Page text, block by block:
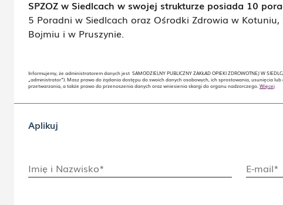
SPZOZ w Siedlcach w swojej strukturze posiada 10
5 Poradni w Siedlcach oraz Ośrodki Zdrowia w
Bojmiu i w Pruszynie.
Informujemy, że administratorem danych jest SAMODZIELNY PUBLICZNY ZAKŁAD OPIEKI ZDROWOTNEJ W
„administrator”). Masz prawo do żądania dostępu do swoich danych osobowych, ich sprostowania, usunięcia
przetwarzania, a także prawo do przenoszenia danych oraz wniesienia skargi do organu nadzorczego. Więcej
Aplikuj
Imię i Nazwisko* E-mail*